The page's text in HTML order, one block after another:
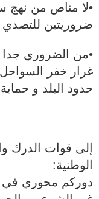
•لا مناص من نهج
ضروريتين للتصدي
•من الضروري جدا
غرار خفر
حدود البلد و حماية
إلى قوات الدرك
الوطنية:
دوركم محوري في